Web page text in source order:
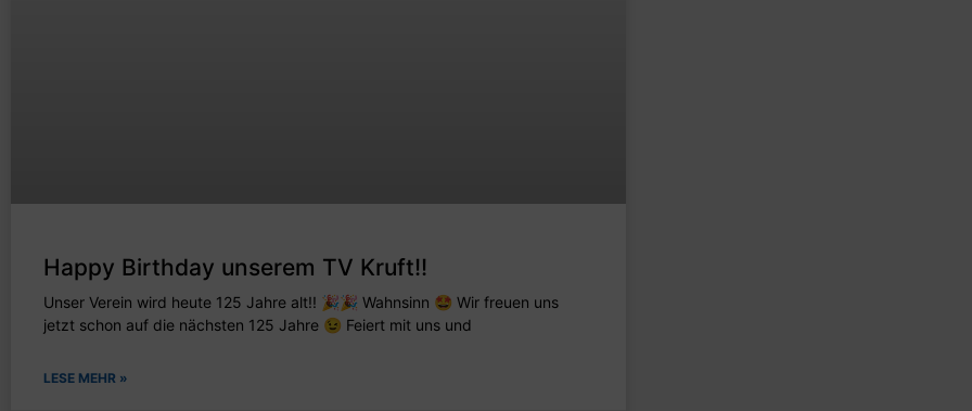
Happy Birthday unserem TV Kruft!!
Unser Verein wird heute 125 Jahre alt!! 🎉🎉 Wahnsinn 🤩 Wir freuen uns
jetzt schon auf die nächsten 125 Jahre 😉 Feiert mit uns und
LESE MEHR »